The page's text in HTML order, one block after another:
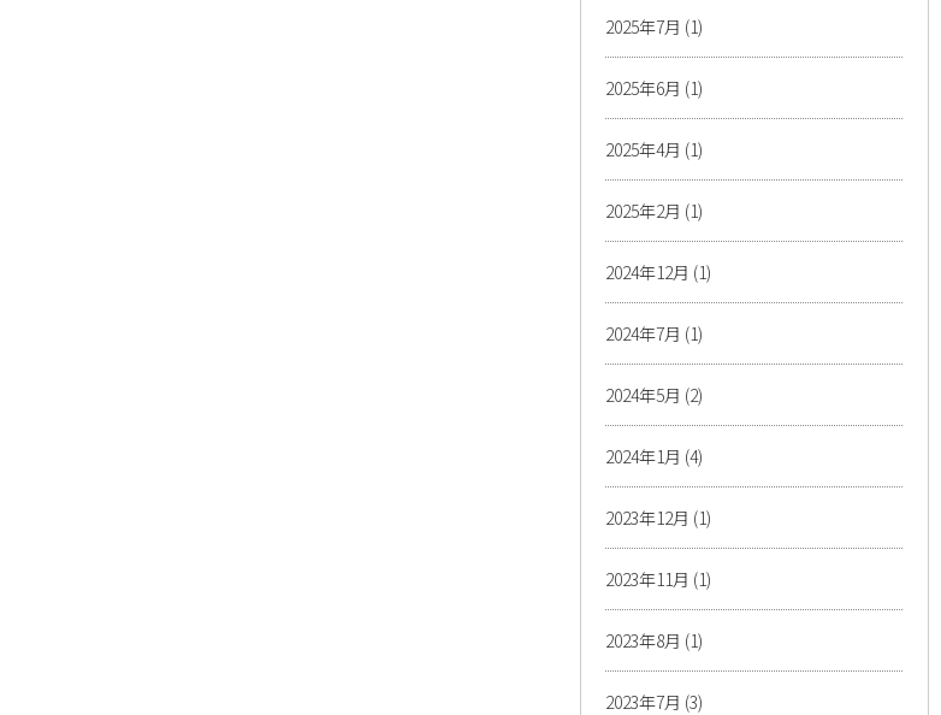
2025年7月 (1)
2025年6月 (1)
2025年4月 (1)
2025年2月 (1)
2024年12月 (1)
2024年7月 (1)
2024年5月 (2)
2024年1月 (4)
2023年12月 (1)
2023年11月 (1)
2023年8月 (1)
2023年7月 (3)